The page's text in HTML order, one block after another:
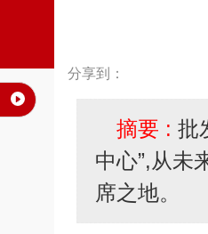
分享到：
摘要 : 批
中心”,从未
席之地。